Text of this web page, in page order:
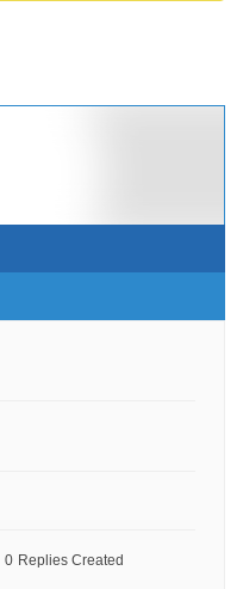
0 Replies Created